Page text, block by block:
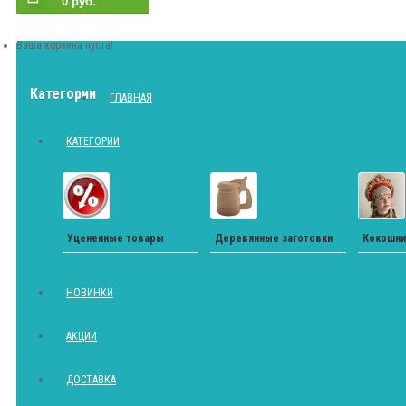
Ваша корзина пуста!
Категории ГЛАВНАЯ
КАТЕГОРИИ
Уцененные товары Деревянные заготовки
НОВИНКИ
АКЦИИ
ДОСТАВКА